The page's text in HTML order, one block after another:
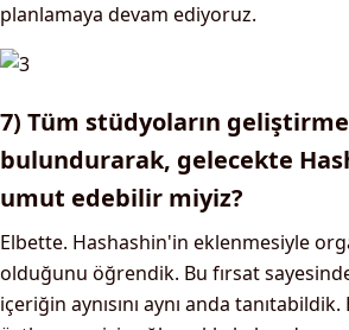
planlamaya devam ediyoruz.
7) Tüm stüdyoların
bulundurarak, gelecekte
umut edebilir miyiz?
Elbette. Hashashin'in eklenmesiyle
olduğunu öğrendik. Bu fırsat
içeriğin aynısını aynı anda